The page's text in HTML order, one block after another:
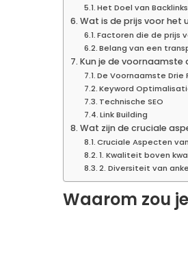
Het Doel van
Wat is de prijs voor het
Factoren die de prijs
Belang van een
Kun je de voornaamste
De Voornaamste Drie
Keyword
Technische SEO
Link Building
Wat zijn de cruciale
Cruciale Aspecten
1. Kwaliteit boven
2. Diversiteit van
Waarom zou